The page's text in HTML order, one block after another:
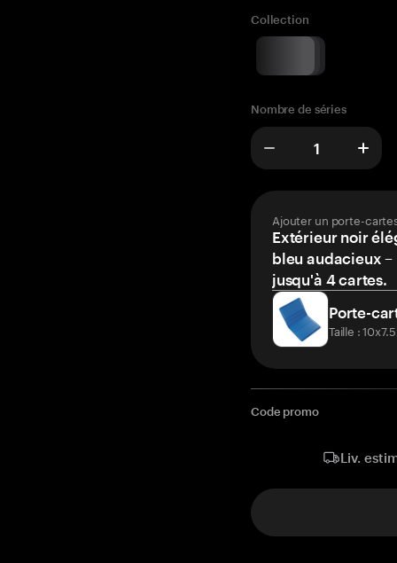
Collection
Nombre de séries
Ajouter un porte-
Extérieur noir
bleu audacieux
jusqu'à 4 cartes.
Porte-
Taille :
Code promo
Liv.